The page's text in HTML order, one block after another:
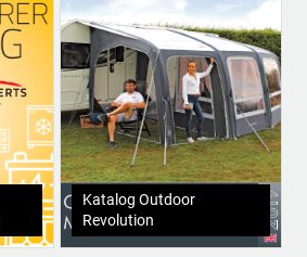
Katalog Outdoor
Revolution